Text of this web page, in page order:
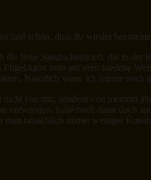
und schön, dass ihr wieder bei
die liebe Sandra inspiriert, die in
Engel kann man auf verschiedene
Natürlich warte ich immer
von mir, sondern von meinem
verwenden, habe mich dann doch
man tatsächlich immer weniger